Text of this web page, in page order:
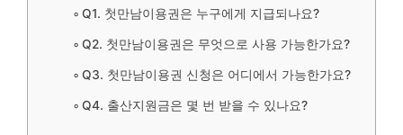
Q1. 첫만남이용권은 누구에게 지급되나요?
Q2. 첫만남이용권은 무엇으로 사용 가능한가요?
Q3. 첫만남이용권 신청은 어디에서 가능한가요?
Q4. 출산지원금은 몇 번 받을 수 있나요?